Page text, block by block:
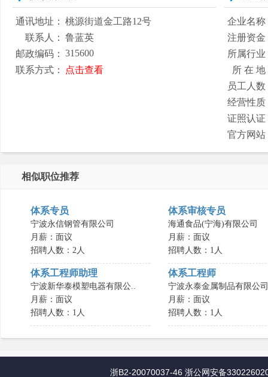
通讯地址：
桃源街道金工路12号
联系人：
鲁蓝英
邮政编码：
315600
联系方式：
点击查看
企业名称
注册资金
所属行业
所 在 地
员工人数
经营性质
证照认证
官方网站
相似职位推荐
体系专员
宁波永信钢管有限公司
月薪：面议
招聘人数：2人
体系审核专员
海通食品(宁海)有限公司
月薪：面议
招聘人数：1人
体系工程师助理
宁波新华泰模塑电器有限公..
月薪：面议
招聘人数：1人
体系工程师
宁波永泰金属制品有限公司
月薪：面议
招聘人数：1人
浙B2-20070037-46 浙公网安备